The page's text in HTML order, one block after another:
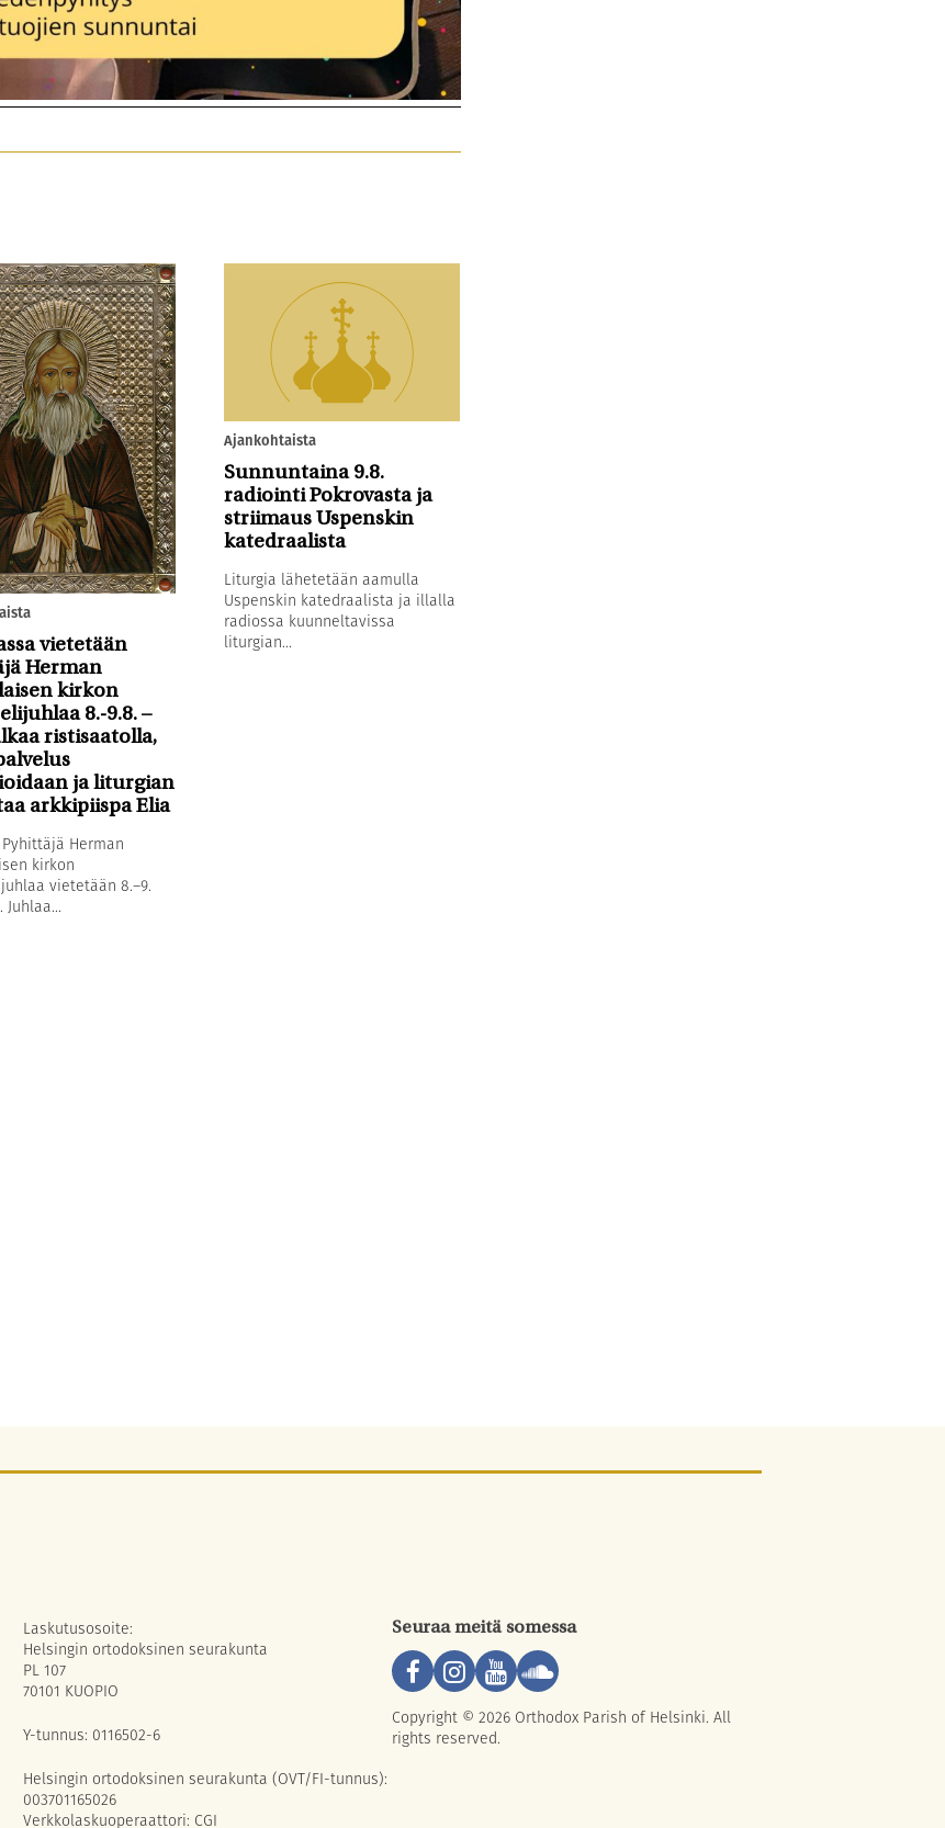
vietetään
Herman
kirkon
8.-9.8. –
ristisaatolla,
ja liturgian
arkkipiispa Elia
Herman
kirkon
vietetään 8.–9.
Ajankohtaista
Sunnuntaina 9.8.
radiointi Pokrovasta ja
striimaus Uspenskin
katedraalista
Liturgia lähetetään aamulla
Uspenskin katedraalista ja illalla
radiossa kuunneltavissa
liturgian...
Laskutusosoite:
Helsingin ortodoksinen seurakunta
PL 107
70101 KUOPIO
Y-tunnus: 0116502-6
Helsingin ortodoksinen seurakunta (OVT/FI-tunnus):
003701165026
Verkkolaskuoperaattori: CGI
Seuraa meitä somessa
Copyright © 2026 Orthodox Parish of Helsinki. All
rights reserved.